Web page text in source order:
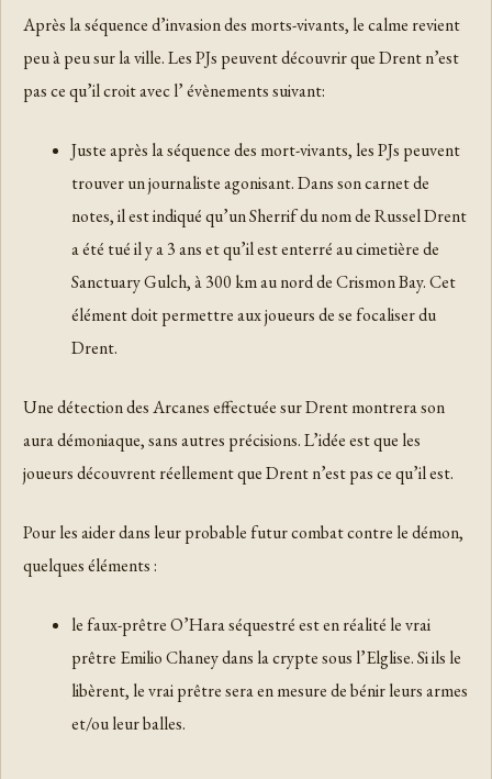
Après la séquence d’invasion des morts-vivants, le calme revient
peu à peu sur la ville. Les PJs peuvent découvrir que Drent n’est
pas ce qu’il croit avec l’ évènements suivant:
Juste après la séquence des mort-vivants, les PJs peuvent
trouver un journaliste agonisant. Dans son carnet de
notes, il est indiqué qu’un Sherrif du nom de Russel Drent
a été tué il y a 3 ans et qu’il est enterré au cimetière de
Sanctuary Gulch, à 300 km au nord de Crismon Bay. Cet
élément doit permettre aux joueurs de se focaliser du
Drent.
Une détection des Arcanes effectuée sur Drent montrera son
aura démoniaque, sans autres précisions. L’idée est que les
joueurs découvrent réellement que Drent n’est pas ce qu’il est.
Pour les aider dans leur probable futur combat contre le démon,
quelques éléments :
le faux-prêtre O’Hara séquestré est en réalité le vrai
prêtre Emilio Chaney dans la crypte sous l’Elglise. Si ils le
libèrent, le vrai prêtre sera en mesure de bénir leurs armes
et/ou leur balles.